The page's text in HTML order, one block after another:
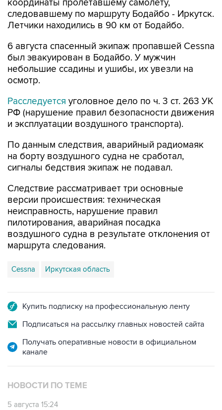
координаты пролетавшему самолету,
следовавшему по маршруту Бодайбо - Иркутск.
Летчики находились в 90 км от Бодайбо.
6 августа спасенный экипаж пропавшей Cessna
был эвакуирован в Бодайбо. У мужчин
небольшие ссадины и ушибы, их увезли на
осмотр.
Расследуется уголовное дело по ч. 3 ст. 263 УК
РФ (нарушение правил безопасности движения
и эксплуатации воздушного транспорта).
По данным следствия, аварийный радиомаяк
на борту воздушного судна не сработал,
сигналы бедствия экипаж не подавал.
Следствие рассматривает три основные
версии происшествия: техническая
неисправность, нарушение правил
пилотирования, аварийная посадка
воздушного судна в результате отклонения от
маршрута следования.
Cessna Иркутская область
Купить подписку на профессиональную ленту
Подписаться на рассылку главных новостей сайта
Получать оперативные новости в официальном
канале
НОВОСТИ ПО ТЕМЕ
5 августа 15:24